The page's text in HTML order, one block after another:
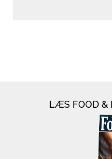
LÆS FOOD &